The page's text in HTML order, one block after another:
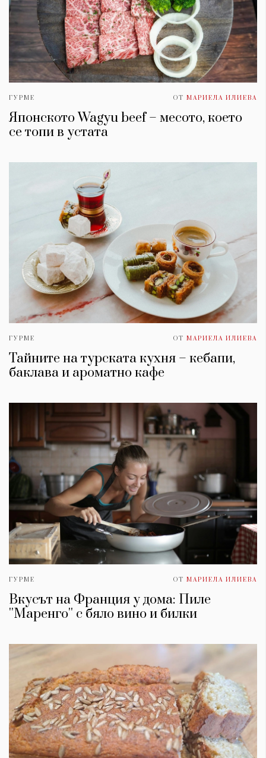
ГУРМЕ ОТ МАРИЕЛА ИЛИЕВА
Японското Wagyu beef – месото, което
се топи в устата
ГУРМЕ ОТ МАРИЕЛА ИЛИЕВА
Тайните на турската кухня – кебапи,
баклава и ароматно кафе
ГУРМЕ ОТ МАРИЕЛА ИЛИЕВА
Вкусът на Франция у дома: Пиле
''Маренго'' с бяло вино и билки